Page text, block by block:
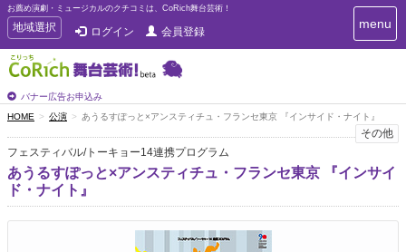
お薦め演劇・ミュージカルのクチコミは、CoRich舞台芸術！
T
o
g
g
e
n
a
v
i
g
a
地域選択 ログイン 会員登録
バナー広告お申込み
T
o
e
n
v
g
a
menu
HOME 公演 あうるすぽっと×アンスティチュ・フランセ東京 『インサイド・ナイト』
その他
フェスティバル/トーキョー14連携プログラム
あうるすぽっと×アンスティチュ・フランセ東京 『インサイ
ド・ナイト』